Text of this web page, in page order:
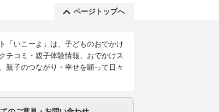
ページトップへ
「いこーよ」は、子どものおでかけ
チコミ・親子体験情報、おでかけス
親子のつながり・幸せを願って日々